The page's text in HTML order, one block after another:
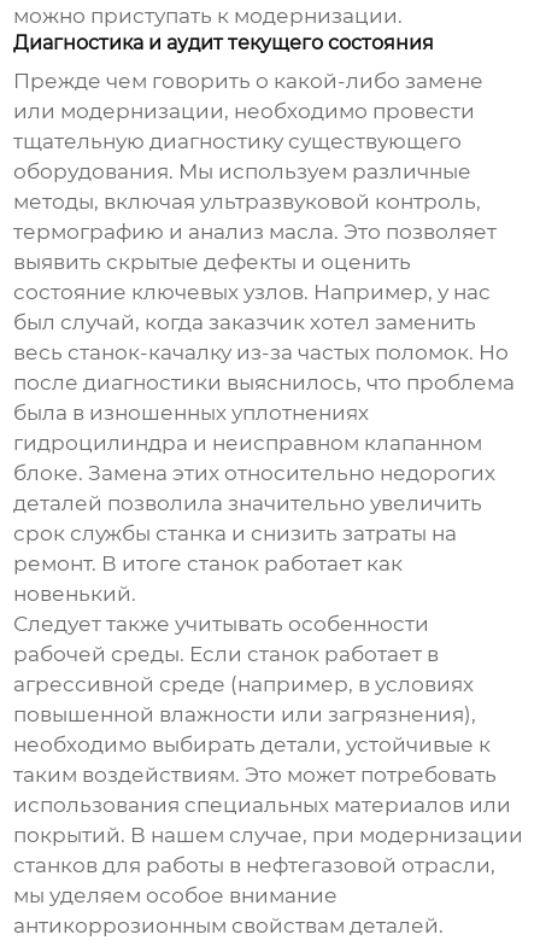
можно приступать к модернизации.
Диагностика и аудит текущего состояния
Прежде чем говорить о какой-либо замене
или модернизации, необходимо провести
тщательную диагностику существующего
оборудования. Мы используем различные
методы, включая ультразвуковой контроль,
термографию и анализ масла. Это позволяет
выявить скрытые дефекты и оценить
состояние ключевых узлов. Например, у нас
был случай, когда заказчик хотел заменить
весь станок-качалку из-за частых поломок. Но
после диагностики выяснилось, что проблема
была в изношенных уплотнениях
гидроцилиндра и неисправном клапанном
блоке. Замена этих относительно недорогих
деталей позволила значительно увеличить
срок службы станка и снизить затраты на
ремонт. В итоге станок работает как
новенький.
Следует также учитывать особенности
рабочей среды. Если станок работает в
агрессивной среде (например, в условиях
повышенной влажности или загрязнения),
необходимо выбирать детали, устойчивые к
таким воздействиям. Это может потребовать
использования специальных материалов или
покрытий. В нашем случае, при модернизации
станков для работы в нефтегазовой отрасли,
мы уделяем особое внимание
антикоррозионным свойствам деталей.